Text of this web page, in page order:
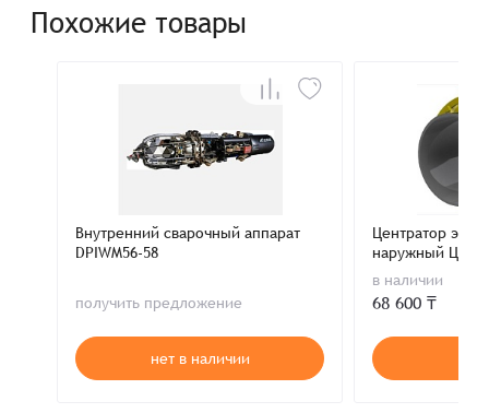
Похожие товары
Внутренний сварочный аппарат
DPIWM56-58
получить предложение
нет в наличии
Центратор
наружный ЦНЭ
в наличии
68 600 ₸